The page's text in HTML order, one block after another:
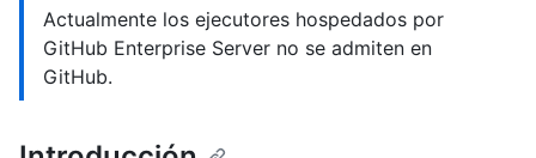
Actualmente los ejecutores hospedados por
GitHub Enterprise Server no se admiten en
GitHub.